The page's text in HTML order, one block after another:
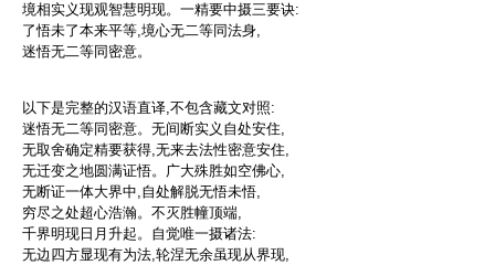
境相实义现观智慧明现。一精要中摄三要诀:
了悟未了本来平等,境心无二等同法身,
迷悟无二等同密意。
以下是完整的汉语直译,不包含藏文对照:
迷悟无二等同密意。无间断实义自处安住,
无取舍确定精要获得,无来去法性密意安住,
无迁变之地圆满证悟。广大殊胜如空佛心,
无断证一体大界中,自处解脱无悟未悟,
穷尽之处超心浩瀚。不灭胜幢顶端,
千界明现日月升起。自觉唯一摄诸法:
无边四方显现有为法,轮涅无余虽现从界现,